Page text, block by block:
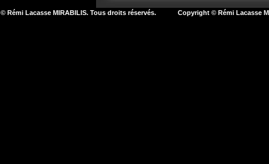
© Rémi Lacasse MIRABILIS. Tous droits réservés. Copyright © Rémi Lacasse